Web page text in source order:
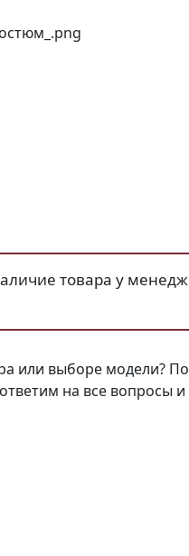
товара у
или выборе модели?
на все вопросы